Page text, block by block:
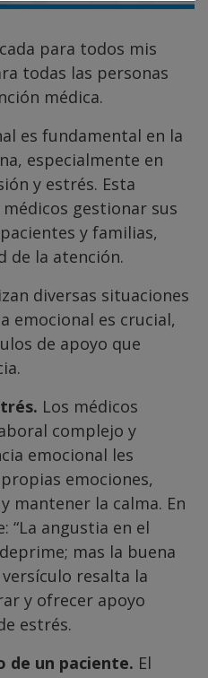
para todos mis
todas las personas
médica.
es fundamental en la
especialmente en
y estrés. Esta
gestionar sus
y familias,
de la atención.
diversas situaciones
emocional es crucial,
de apoyo que
Los médicos
complejo y
emocional les
emociones,
mantener la calma. En
“La angustia en el
mas la buena
resalta la
y ofrecer apoyo
estrés.
de un paciente. El